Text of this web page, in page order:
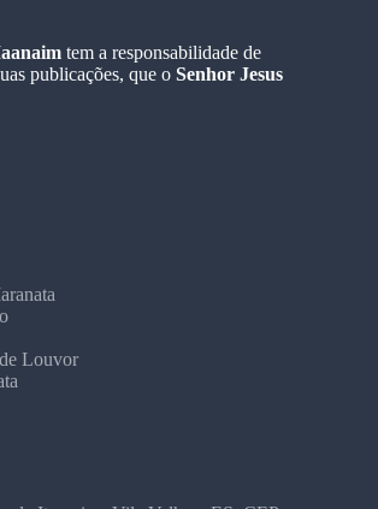
tem a responsabilidade de
publicações, que o Senhor Jesus
Louvor